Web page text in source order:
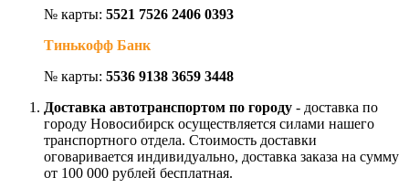
№ карты: 5521 7526 2406 0393
Тинькофф Банк
№ карты: 5536 9138 3659 3448
Доставка автотранспортом по городу - доставка по
городу Новосибирск осуществляется силами нашего
транспортного отдела. Стоимость доставки
оговаривается индивидуально, доставка заказа на сумму
от 100 000 рублей бесплатная.